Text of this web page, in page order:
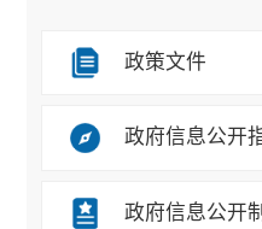
政策文件
政府信息公开
政府信息公开